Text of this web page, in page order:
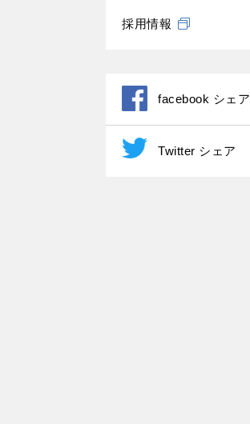
採用情報
facebook シェア
Twitter シェア